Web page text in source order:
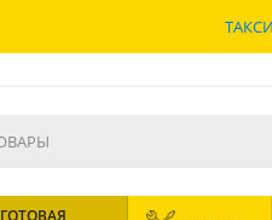
ТАКСИ
ГОТОВАЯ